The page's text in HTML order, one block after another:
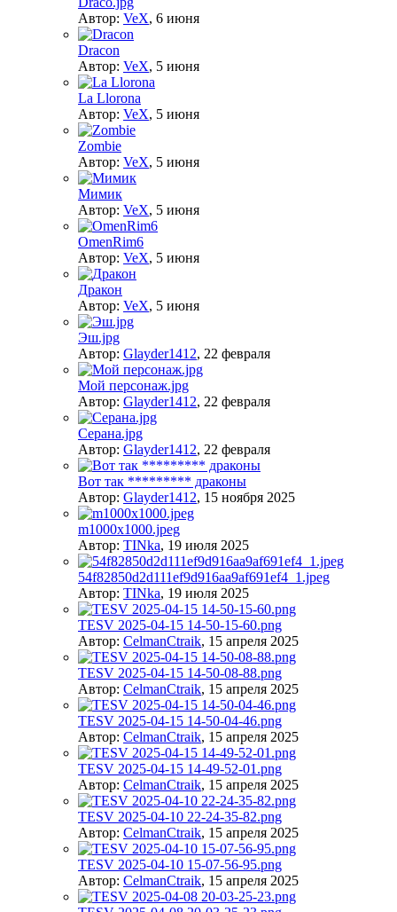
Автор: VeX, 6 июня
Dracon
Автор: VeX, 5 июня
La Llorona
Автор: VeX, 5 июня
Zombie
Автор: VeX, 5 июня
Мимик
Автор: VeX, 5 июня
OmenRim6
Автор: VeX, 5 июня
Дракон
Автор: VeX, 5 июня
Эш.jpg
Автор: Glayder1412, 22 февраля
Мой персонаж.jpg
Автор: Glayder1412, 22 февраля
Серана.jpg
Автор: Glayder1412, 22 февраля
Вот так ********* драконы
Автор: Glayder1412, 15 ноября 2025
m1000x1000.jpeg
Автор: TINka, 19 июля 2025
54f82850d2d111ef9d916aa9af691ef4_1.jpeg
Автор: TINka, 19 июля 2025
TESV 2025-04-15 14-50-15-60.png
Автор: CelmanCtraik, 15 апреля 2025
TESV 2025-04-15 14-50-08-88.png
Автор: CelmanCtraik, 15 апреля 2025
TESV 2025-04-15 14-50-04-46.png
Автор: CelmanCtraik, 15 апреля 2025
TESV 2025-04-15 14-49-52-01.png
Автор: CelmanCtraik, 15 апреля 2025
TESV 2025-04-10 22-24-35-82.png
Автор: CelmanCtraik, 15 апреля 2025
TESV 2025-04-10 15-07-56-95.png
Автор: CelmanCtraik, 15 апреля 2025